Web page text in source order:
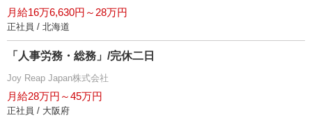
月給16万6,630円～28万円
正社員 / 北海道
「人事労務・総務」/完休二日
Joy Reap Japan株式会社
月給28万円～45万円
正社員 / 大阪府